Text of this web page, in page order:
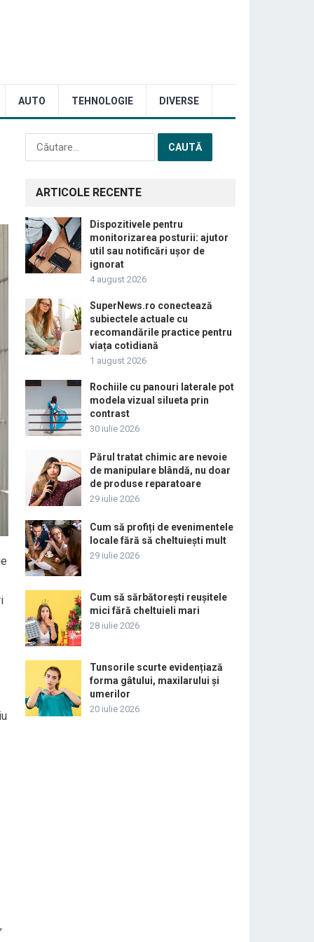
AUTO TEHNOLOGIE DIVERSE
Caută
după:
ARTICOLE RECENTE
Dispozitivele pentru
monitorizarea posturii: ajutor
util sau notificări ușor de
ignorat
4 august 2026
SuperNews.ro conectează
subiectele actuale cu
recomandările practice pentru
viața cotidiană
1 august 2026
Rochiile cu panouri laterale pot
modela vizual silueta prin
contrast
30 iulie 2026
Părul tratat chimic are nevoie
de manipulare blândă, nu doar
de produse reparatoare
29 iulie 2026
Cum să profiți de evenimentele
locale fără să cheltuiești mult
29 iulie 2026
Cum să sărbătorești reușitele
mici fără cheltuieli mari
28 iulie 2026
Tunsorile scurte evidențiază
forma gâtului, maxilarului și
umerilor
20 iulie 2026